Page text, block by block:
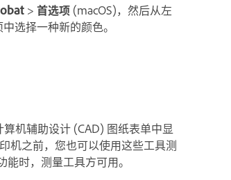
> 首选项 (macOS)，然后从左
选择一种新的颜色。
机辅助设计 (CAD) 图纸表单中显
机之前，您也可以使用这些工具测
时，测量工具方可用。